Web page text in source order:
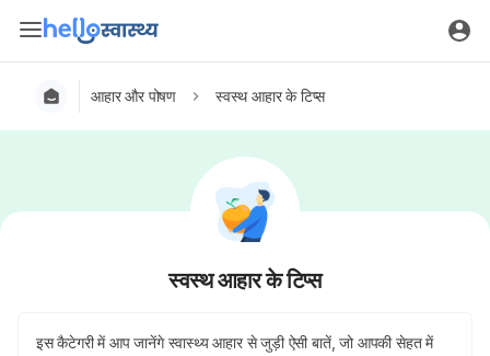
आहार और पोषण स्वस्थ आहार के टिप्स
स्वस्थ आहार के टिप्स
इस कैटेगरी में आप जानेंगे स्वास्थ्य आहार से जुड़ी ऐसी बातें, जो आपकी सेहत में